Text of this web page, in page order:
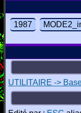
1987
UTILITAIRE ->